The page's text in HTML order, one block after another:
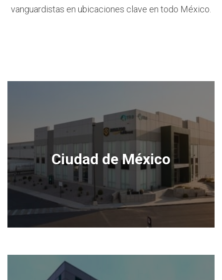
vanguardistas en ubicaciones clave en todo México.
Ciudad de México